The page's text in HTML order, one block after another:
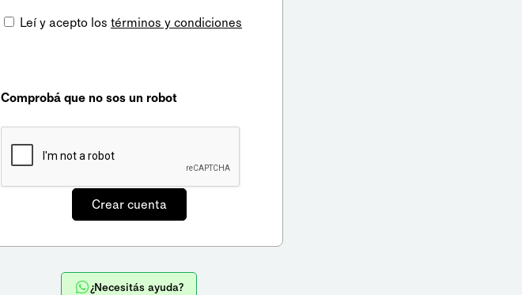
Leí y acepto los términos y condiciones
Comprobá que no sos un robot
¿Necesitás ayuda?